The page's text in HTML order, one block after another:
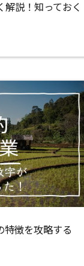
説！知っておく
特徴を攻略する